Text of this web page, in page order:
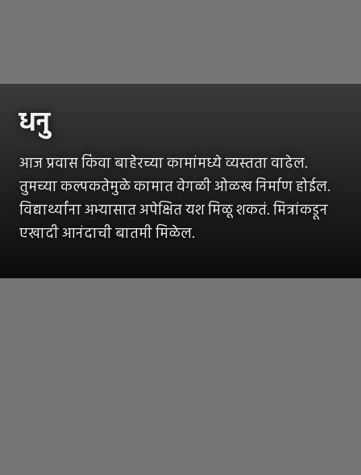
धनु
आज प्रवास किंवा बाहेरच्या कामांमध्ये व्यस्तता वाढेल.
तुमच्या कल्पकतेमुळे कामात वेगळी ओळख निर्माण होईल.
विद्यार्थ्यांना अभ्यासात अपेक्षित यश मिळू शकतं. मित्रांकडून
एखादी आनंदाची बातमी मिळेल.